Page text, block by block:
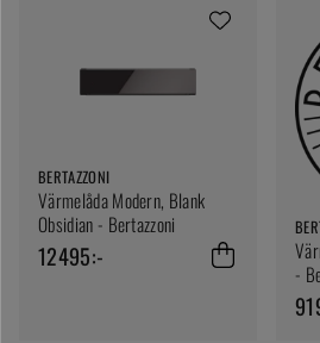
BERTAZZONI
Värmelåda Modern, Blank
Obsidian - Bertazzoni
12495:-
-